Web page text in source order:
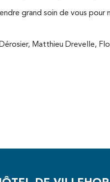
grand soin de vous
Matthieu Drevelle,